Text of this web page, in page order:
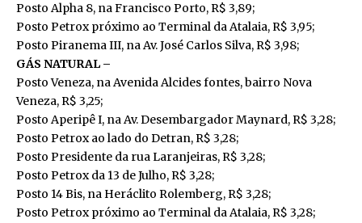
Posto Alpha 8, na Francisco Porto, R$ 3,89;
Posto Petrox próximo ao Terminal da Atalaia, R$ 3,95;
Posto Piranema III, na Av. José Carlos Silva, R$ 3,98;
GÁS NATURAL –
Posto Veneza, na Avenida Alcides fontes, bairro Nova
Veneza, R$ 3,25;
Posto Aperipê I, na Av. Desembargador Maynard, R$ 3,28;
Posto Petrox ao lado do Detran, R$ 3,28;
Posto Presidente da rua Laranjeiras, R$ 3,28;
Posto Petrox da 13 de Julho, R$ 3,28;
Posto 14 Bis, na Heráclito Rolemberg, R$ 3,28;
Posto Petrox próximo ao Terminal da Atalaia, R$ 3,28;